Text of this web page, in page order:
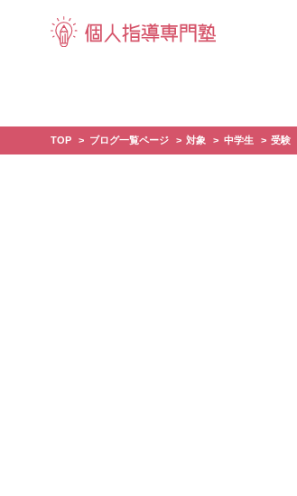
TOP ブログ一覧ページ 対象 中学生 受験